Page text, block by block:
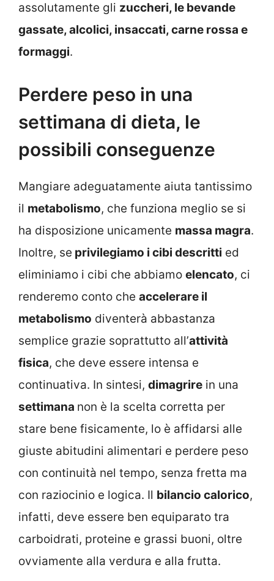
assolutamente gli zuccheri, le bevande
gassate, alcolici, insaccati, carne rossa e
formaggi.
Perdere peso in una
settimana di dieta, le
possibili conseguenze
Mangiare adeguatamente aiuta tantissimo
il metabolismo, che funziona meglio se si
ha disposizione unicamente massa magra.
Inoltre, se privilegiamo i cibi descritti ed
eliminiamo i cibi che abbiamo elencato, ci
renderemo conto che accelerare il
metabolismo diventerà abbastanza
semplice grazie soprattutto all’attività
fisica, che deve essere intensa e
continuativa. In sintesi, dimagrire in una
settimana non è la scelta corretta per
stare bene fisicamente, lo è affidarsi alle
giuste abitudini alimentari e perdere peso
con continuità nel tempo, senza fretta ma
con raziocinio e logica. Il bilancio calorico,
infatti, deve essere ben equiparato tra
carboidrati, proteine e grassi buoni, oltre
ovviamente alla verdura e alla frutta.